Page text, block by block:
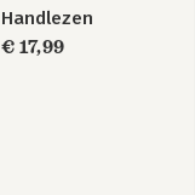
Handlezen
€ 17,99